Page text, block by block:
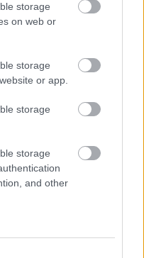
storage
on web or
storage
or app.
storage
storage
and other